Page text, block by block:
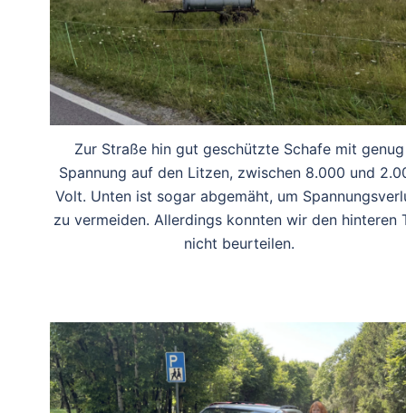
Zur Straße hin gut geschützte Schafe mit genug
Spannung auf den Litzen, zwischen 8.000 und
Volt. Unten ist sogar abgemäht, um
zu vermeiden. Allerdings konnten wir den hinteren
nicht beurteilen.